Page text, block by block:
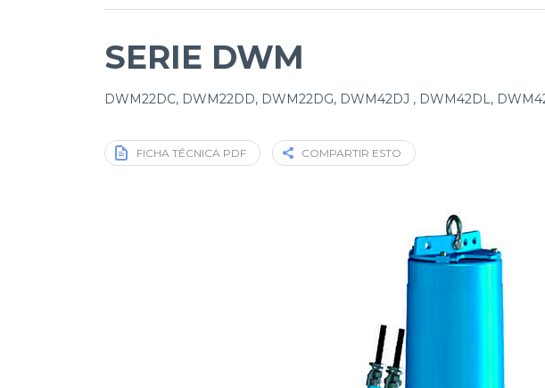
SERIE DWM
DWM22DC, DWM22DD, DWM22DG, DWM42DJ , DWM42DL,
FICHA TÉCNICA PDF COMPARTIR ESTO